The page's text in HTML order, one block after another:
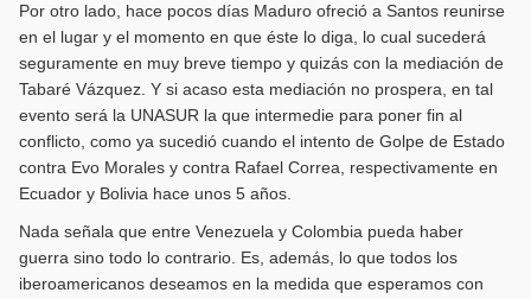
Por otro lado, hace pocos días Maduro ofreció a Santos reunirse
en el lugar y el momento en que éste lo diga, lo cual sucederá
seguramente en muy breve tiempo y quizás con la mediación de
Tabaré Vázquez. Y si acaso esta mediación no prospera, en tal
evento será la UNASUR la que intermedie para poner fin al
conflicto, como ya sucedió cuando el intento de Golpe de Estado
contra Evo Morales y contra Rafael Correa, respectivamente en
Ecuador y Bolivia hace unos 5 años.
Nada señala que entre Venezuela y Colombia pueda haber
guerra sino todo lo contrario. Es, además, lo que todos los
iberoamericanos deseamos en la medida que esperamos con